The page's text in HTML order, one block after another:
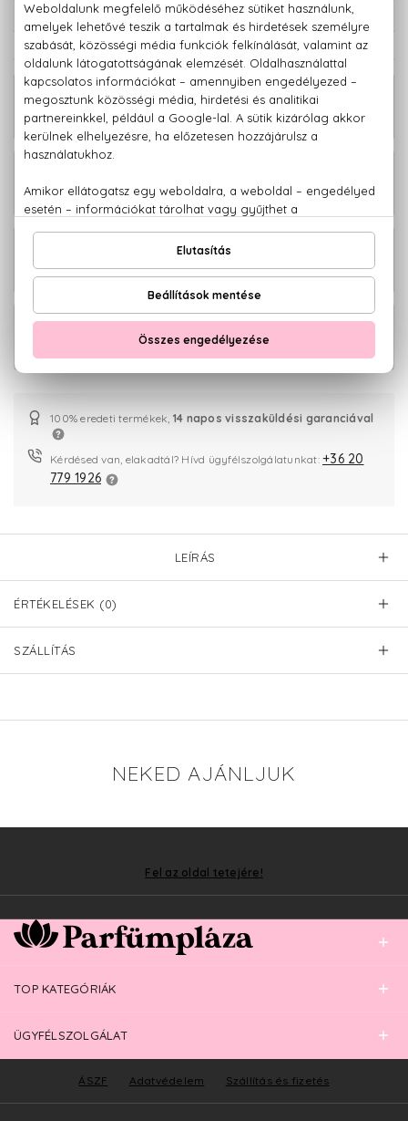
Törzsvásárlóknak csak:11.695 Ft
KAPCSOLÓDÓ TERMÉKEK
Gentleman Society Eau De Parfum
Extrême Zsebparfüm 12,5 ml
Gentleman Society Eau De Parfum
tól
Gentleman Society Eau De Parfum
Mini 6 ml
Extrême
20.900 Ft -
100% eredeti termékek, 14 napos visszaküldési garanciával
Kérdésed van, elakadtál? Hívd ügyfélszolgálatunkat: +36 20
779 1926
LEÍRÁS
ÉRTÉKELÉSEK (0)
SZÁLLÍTÁS
NEKED AJÁNLJUK
Fel az oldal tetejére!
TOP KATEGÓRIÁK
ÜGYFÉLSZOLGÁLAT
ÁSZF Adatvédelem Szállítás és fizetés